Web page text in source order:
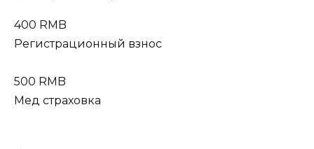
400 RMB
Регистрационный взнос
500 RMB
Мед страховка